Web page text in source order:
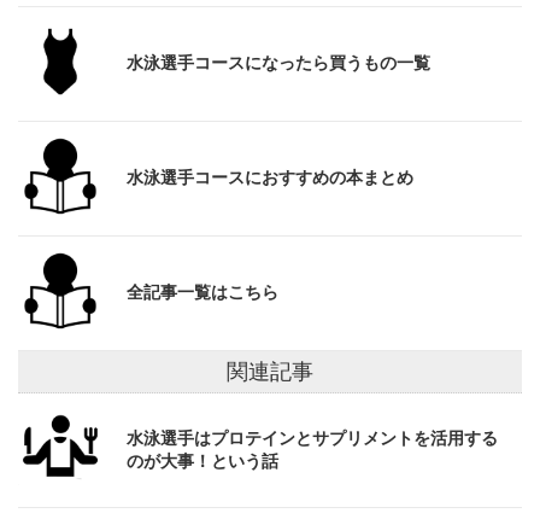
水泳選手コースになったら買うもの一覧
水泳選手コースにおすすめの本まとめ
全記事一覧はこちら
関連記事
水泳選手はプロテインとサプリメントを活用する
のが大事！という話